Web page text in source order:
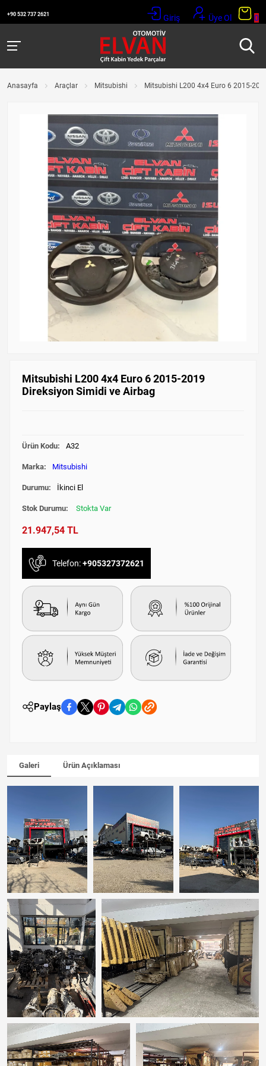
+90 532 737 2621 Giriş Üye Ol 0
Anasayfa Araçlar Mitsubishi Mitsubishi L200 4x4 Euro 6 2015-
Mitsubishi L200 4x4 Euro 6 2015-2019
Direksiyon Simidi ve Airbag
Ürün Kodu: A32
Marka: Mitsubishi
Durumu: İkinci El
Stok Durumu: Stokta Var
21.947,54 TL
Telefon:+905327372621
Paylaş
Galeri Ürün Açıklaması